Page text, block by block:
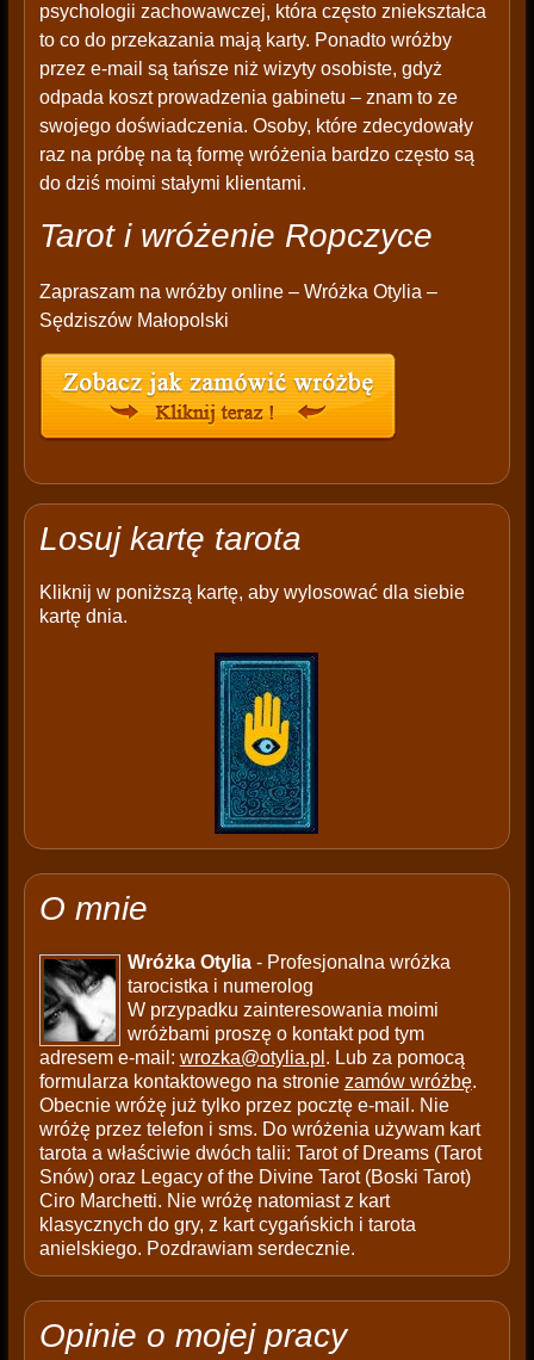
psychologii zachowawczej, która często zniekształca
to co do przekazania mają karty. Ponadto wróżby
przez e-mail są tańsze niż wizyty osobiste, gdyż
odpada koszt prowadzenia gabinetu – znam to ze
swojego doświadczenia. Osoby, które zdecydowały
raz na próbę na tą formę wróżenia bardzo często są
do dziś moimi stałymi klientami.
Tarot i wróżenie Ropczyce
Zapraszam na wróżby online – Wróżka Otylia –
Sędziszów Małopolski
Losuj kartę tarota
Kliknij w poniższą kartę, aby wylosować dla siebie
kartę dnia.
O mnie
Wróżka Otylia- Profesjonalna wróżka
tarocistka i numerolog
W przypadku zainteresowania moimi
wróżbami proszę o kontakt pod tym
adresem e-mail: wrozka@otylia.pl . Lub za pomocą
formularza kontaktowego na stronie zamów wróżbę.
Obecnie wróżę już tylko przez pocztę e-mail. Nie
wróżę przez telefon i sms. Do wróżenia używam kart
tarota a właściwie dwóch talii: Tarot of Dreams (Tarot
Snów) oraz Legacy of the Divine Tarot (Boski Tarot)
Ciro Marchetti. Nie wróżę natomiast z kart
klasycznych do gry, z kart cygańskich i tarota
anielskiego. Pozdrawiam serdecznie.
Opinie o mojej pracy